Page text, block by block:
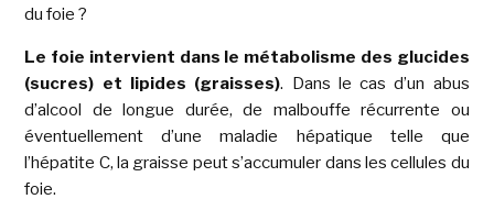
du foie ?
Le foie intervient dans le métabolisme des glucides
(sucres) et lipides (graisses). Dans le cas d’un abus
d’alcool de longue durée, de malbouffe récurrente ou
éventuellement d’une maladie hépatique telle que
l’hépatite C, la graisse peut s’accumuler dans les cellules du
foie.